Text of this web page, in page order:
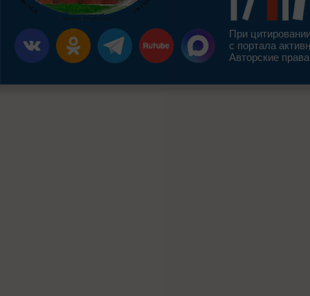
При
с портала
Авторские